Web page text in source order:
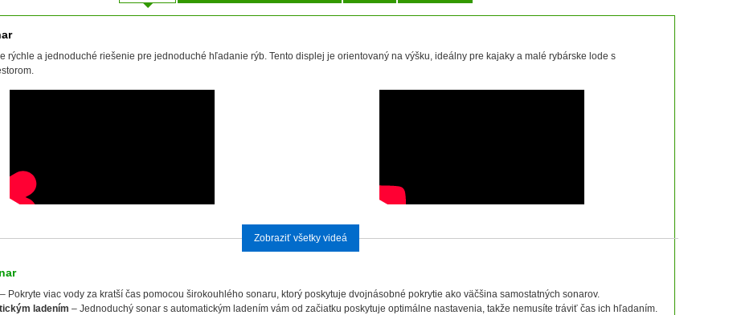
rýchle a jednoduché riešenie pre jednoduché hľadanie rýb. Tento displej je orientovaný na výšku, ideálny pre kajaky a malé rybárske lode s
Zobraziť všetky videá
– Pokryte viac vody za kratší čas pomocou širokouhlého sonaru, ktorý poskytuje dvojnásobné pokrytie ako väčšina samostatných sonarov.
ladením – Jednoduchý sonar s automatickým ladením vám od začiatku poskytuje optimálne nastavenia, takže nemusíte tráviť čas ich hľadaním.